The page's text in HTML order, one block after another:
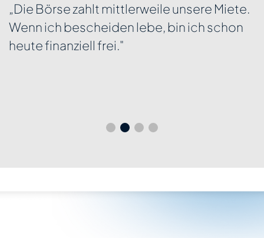
„Die Börse zahlt mittlerweile unsere Miete.
Wenn ich bescheiden lebe, bin ich schon
heute finanziell frei."